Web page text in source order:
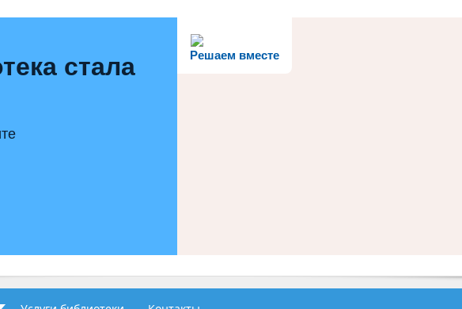
Решаем вместе
стала